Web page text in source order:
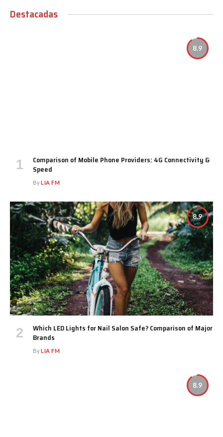
Destacadas
8.9
Comparison of Mobile Phone Providers: 4G Connectivity &
Speed
ByLIA FM
8.9
Which LED Lights for Nail Salon Safe? Comparison of Major
Brands
ByLIA FM
8.9